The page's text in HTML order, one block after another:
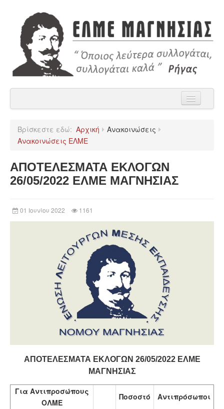
Η ΕΛΜΕ Μαγνησίας
Χρήσιμα
Βρίσκεστε εδώ: Αρχική
Ανακοινώσεις
Ανακοινώσεις ΕΛΜΕ
ΑΠΟΤΕΛΕΣΜΑΤΑ ΕΚΛΟΓΩΝ
26/05/2022 ΕΛΜΕ ΜΑΓΝΗΣΙΑΣ
01 Ιουνίου 2022 1161
ΑΠΟΤΕΛΕΣΜΑΤΑ ΕΚΛΟΓΩΝ 26/05/2022 ΕΛΜΕ
ΜΑΓΝΗΣΙΑΣ
Για Αντιπροσώπους
ΟΛΜΕ
Ποσοστό Αντιπρόσωποι